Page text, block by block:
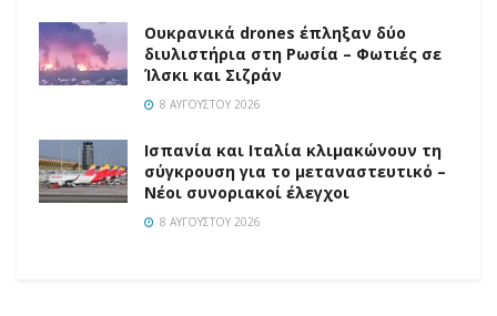
Ουκρανικά drones έπληξαν δύο
διυλιστήρια στη Ρωσία – Φωτιές σε
Ίλσκι και Σιζράν
8 ΑΥΓΟΎΣΤΟΥ 2026
Ισπανία και Ιταλία κλιμακώνουν τη
σύγκρουση για το μεταναστευτικό –
Νέοι συνοριακοί έλεγχοι
8 ΑΥΓΟΎΣΤΟΥ 2026